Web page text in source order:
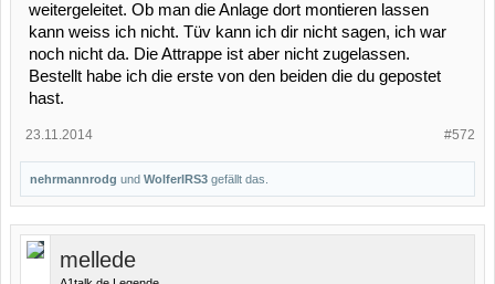
weitergeleitet. Ob man die Anlage dort montieren lassen
kann weiss ich nicht. Tüv kann ich dir nicht sagen, ich war
noch nicht da. Die Attrappe ist aber nicht zugelassen.
Bestellt habe ich die erste von den beiden die du gepostet
hast.
#572
23.11.2014
nehrmannrodg und WolferlRS3 gefällt das.
mellede